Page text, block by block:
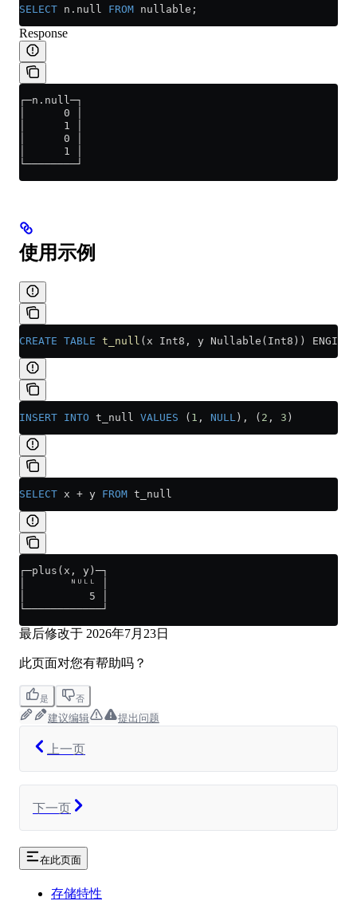
SELECT n . null FROM nullable;
Response
┌─n.null─┐
│      0 │
│      1 │
│      0 │
│      1 │
└────────┘
使用示例
CREATE TABLE t_null (x Int8, y Nullable(Int8)) ENGINE
INSERT INTO t_null VALUES ( 1 , NULL ), ( 2 , 3 )
SELECT x + y FROM t_null
┌─plus(x, y)─┐
│       ᴺᵁᴸᴸ │
│          5 │
└────────────┘
最后修改于 2026年7月23日
此页面对您有帮助吗？
是 否
建议编辑 提出问题
上一页
下一页
在此页面
存储特性